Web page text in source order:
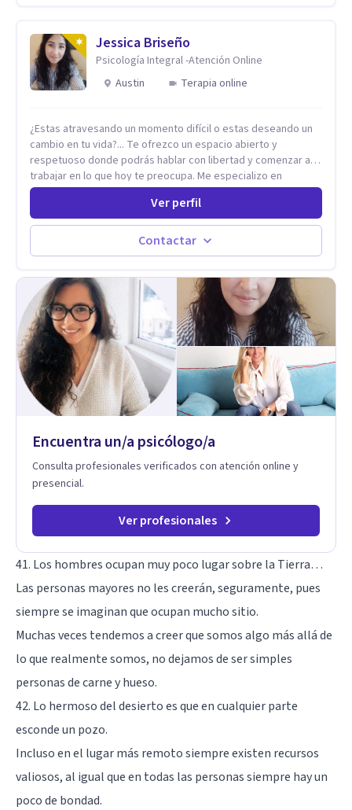
comodidad y privacidad de tu propio espacio. Acceder a un
acompañamiento profesional sin importar en qué lugar te
encuentres.
Jessica Briseño
Psicología Integral -Atención Online
Austin
Terapia online
¿Estas atravesando un momento difícil o estas deseando un
cambio en tu vida?... Te ofrezco un espacio abierto y
respetuoso donde podrás hablar con libertad y comenzar a
trabajar en lo que hoy te preocupa. Me especializo en
Trastornos de Ansiedad y a lo largo de mi experiencia
profesional he acompañado a muchas Familias y Parejas con
distintas problemáticas como el manejo del estrés,
Autoestima, Gestión de la Ira, Depresión, Retos en la Crianza,
Codependencia, Celos, entre otros. Cuento con más de 12
trabajado en distintos contextos clínicos con niños,
Adolescentes y Adultos
Ver perfil
Contactar
Encuentra un/a psicólogo/a
Consulta profesionales verificados con atención online y
presencial.
Ver profesionales
41. Los hombres ocupan muy poco lugar sobre la Tierra…
Las personas mayores no les creerán, seguramente, pues
siempre se imaginan que ocupan mucho sitio.
Muchas veces tendemos a creer que somos algo más allá de
lo que realmente somos, no dejamos de ser simples
personas de carne y hueso.
42. Lo hermoso del desierto es que en cualquier parte
esconde un pozo.
Incluso en el lugar más remoto siempre existen recursos
valiosos, al igual que en todas las personas siempre hay un
poco de bondad.